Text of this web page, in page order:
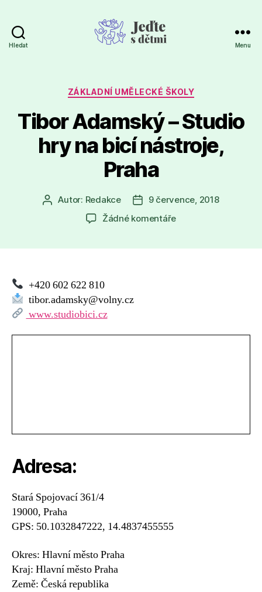
Hledat Menu
Rubriky
ZÁKLADNÍ UMĚLECKÉ ŠKOLY
Tibor Adamský – Studio
hry na bicí nástroje,
Praha
Autor
příspěvku
Autor: Redakce
Datum
příspěvku
9 července, 2018
Žádné komentářeu
na
+420 602 622 810
tibor.adamsky@volny.cz
www.studiobici.cz
Adresa:
Stará Spojovací 361/4
19000, Praha
GPS: 50.1032847222, 14.4837455555
Okres: Hlavní město Praha
Kraj: Hlavní město Praha
Země: Česká republika